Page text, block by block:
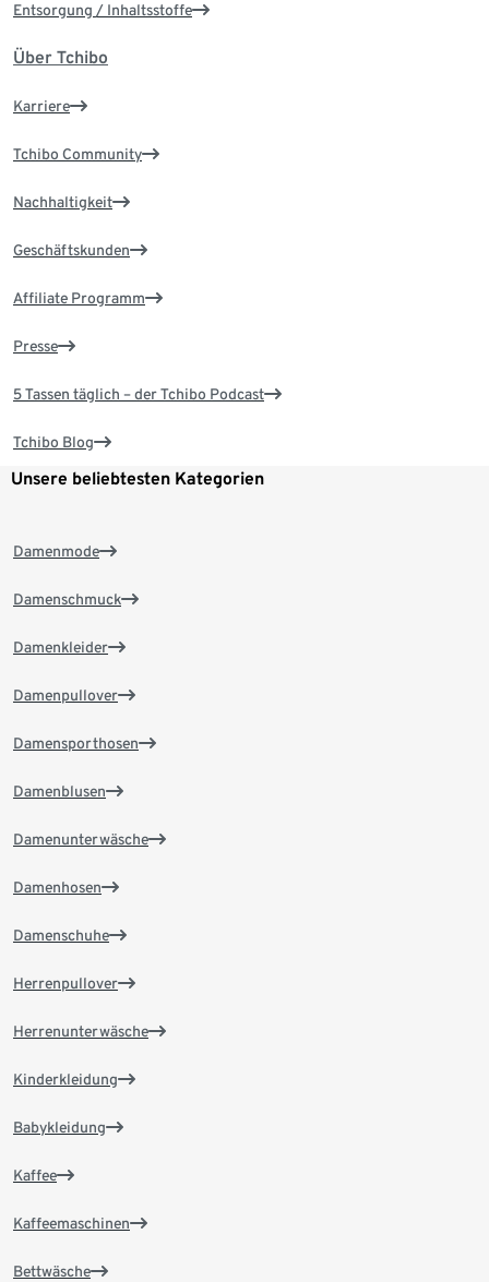
Entsorgung / Inhaltsstoffe
Über Tchibo
Karriere
Tchibo Community
Nachhaltigkeit
Geschäftskunden
Affiliate Programm
Presse
5 Tassen täglich – der Tchibo Podcast
Tchibo Blog
Unsere beliebtesten Kategorien
Damenmode
Damenschmuck
Damenkleider
Damenpullover
Damensporthosen
Damenblusen
Damenunterwäsche
Damenhosen
Damenschuhe
Herrenpullover
Herrenunterwäsche
Kinderkleidung
Babykleidung
Kaffee
Kaffeemaschinen
Bettwäsche